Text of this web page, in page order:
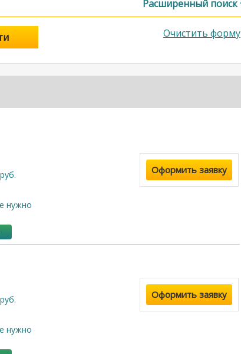
Расширенный поиск
Очистить форму
нужно
Оформить заявку
нужно
Оформить заявку